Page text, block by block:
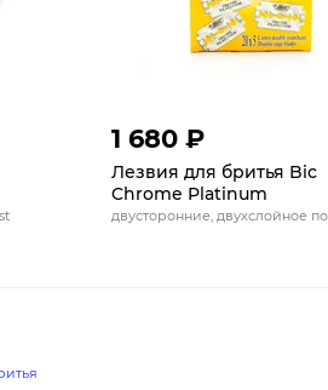
1 680 ₽
Лезвия для бритья Bic
Chrome Platinum
двусторонние, двухслойное